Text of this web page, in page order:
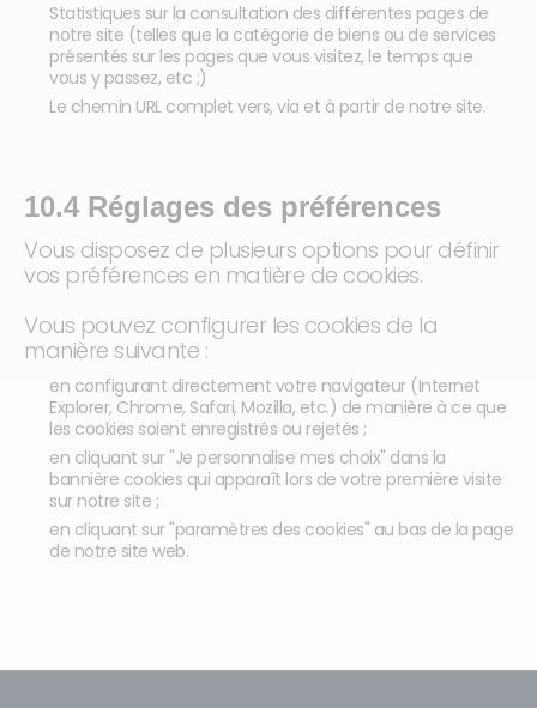
Statistiques sur la consultation des différentes pages de
notre site (telles que la catégorie de biens ou de services
présentés sur les pages que vous visitez, le temps que
vous y passez, etc ;)
Le chemin URL complet vers, via et à partir de notre site.
10.4 Réglages des préférences
Vous disposez de plusieurs options pour définir
vos préférences en matière de cookies.
Vous pouvez configurer les cookies de la
manière suivante :
en configurant directement votre navigateur (Internet
Explorer, Chrome, Safari, Mozilla, etc.) de manière à ce que
les cookies soient enregistrés ou rejetés ;
en cliquant sur "Je personnalise mes choix" dans la
bannière cookies qui apparaît lors de votre première visite
sur notre site ;
en cliquant sur "paramètres des cookies" au bas de la page
de notre site web.